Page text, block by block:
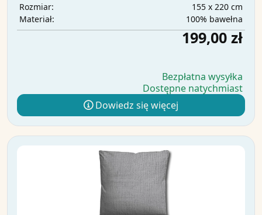
Rozmiar:
155 x 220 cm
Materiał:
100% bawełna
199,00 zł
Bezpłatna wysyłka
Dostępne natychmiast
Dowiedz się więcej